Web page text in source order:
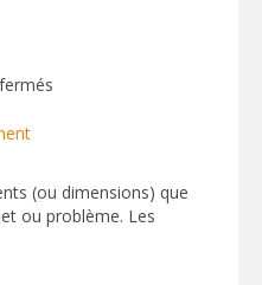
(ou dimensions) que
ou problème. Les